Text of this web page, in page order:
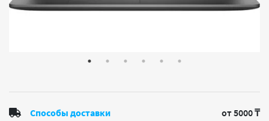
Способы доставки от 5000 ₸